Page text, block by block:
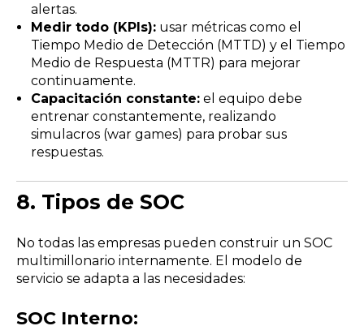
alertas.
Medir todo (KPIs):usar métricas como el
Tiempo Medio de Detección (MTTD) y el Tiempo
Medio de Respuesta (MTTR) para mejorar
continuamente.
Capacitación constante:el equipo debe
entrenar constantemente, realizando
simulacros (war games) para probar sus
respuestas.
8. Tipos de SOC
No todas las empresas pueden construir un SOC
multimillonario internamente. El modelo de
servicio se adapta a las necesidades:
SOC Interno: